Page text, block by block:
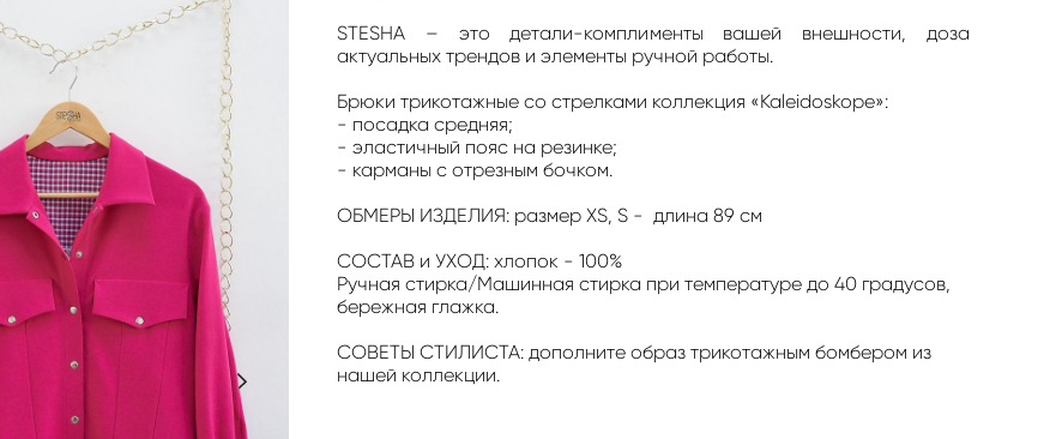
STESHA – это детали-комплименты вашей внешности, доза
актуальных трендов и элементы ручной работы.
Брюки трикотажные со стрелками коллекция «Kaleidoskope»:
- посадка средняя;
- эластичный пояс на резинке;
- карманы с отрезным бочком.
ОБМЕРЫ ИЗДЕЛИЯ: размер XS, S - длина 89 см
СОСТАВ и УХОД: хлопок - 100%
Ручная стирка/Машинная стирка при температуре до 40 градусов,
бережная глажка.
СОВЕТЫ СТИЛИСТА: дополните образ трикотажным бомбером из
нашей коллекции.